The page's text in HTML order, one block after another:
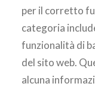
per il corretto
categoria
funzionalità di
del sito web.
alcuna